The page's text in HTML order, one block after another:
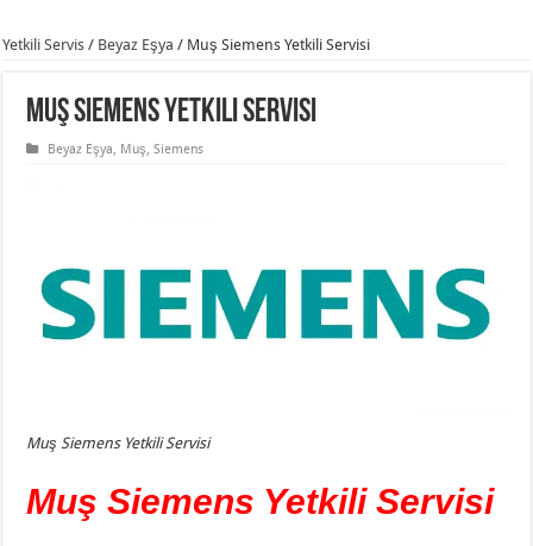
Yetkili Servis / Beyaz Eşya / Muş Siemens Yetkili Servisi
Muş Siemens Yetkili Servisi
Beyaz Eşya, Muş,Siemens
Muş Siemens Yetkili Servisi
Muş Siemens Yetkili Servisi